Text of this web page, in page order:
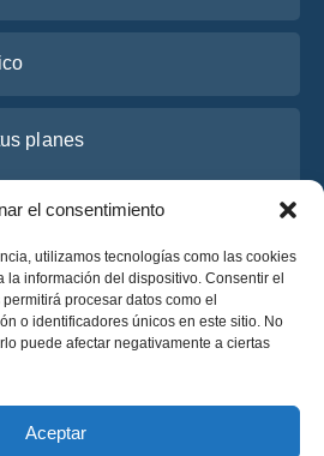
el consentimiento
utilizamos tecnologías como las cookies
la información del dispositivo. Consentir el
procesar datos como el
o identificadores únicos en este sitio. No
puede afectar negativamente a ciertas
Aceptar
un presupuesto
un presupuesto